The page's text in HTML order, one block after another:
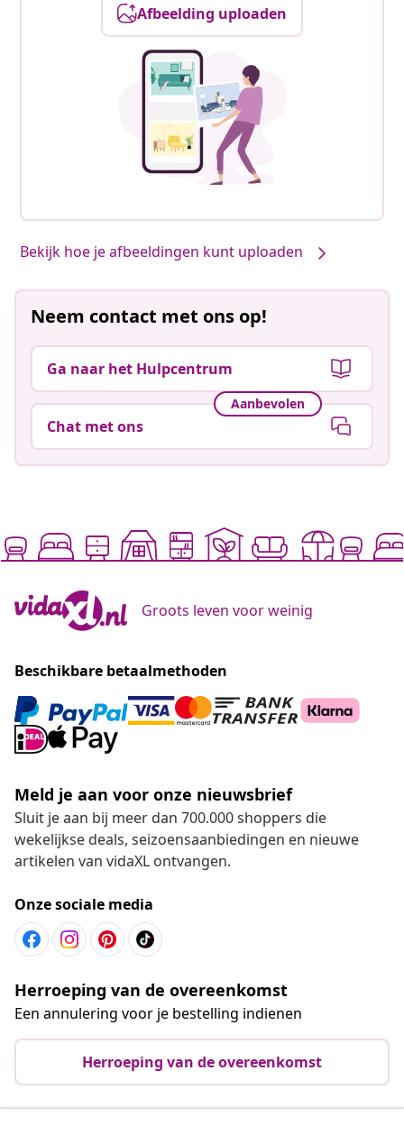
Afbeelding uploaden
Bekijk hoe je afbeeldingen kunt uploaden
Neem contact met ons op!
Ga naar het Hulpcentrum
Aanbevolen
Chat met ons
Groots leven voor weinig
Beschikbare betaalmethoden
Meld je aan voor onze nieuwsbrief
Sluit je aan bij meer dan 700.000 shoppers die
wekelijkse deals, seizoensaanbiedingen en nieuwe
artikelen van vidaXL ontvangen.
Onze sociale media
Herroeping van de overeenkomst
Een annulering voor je bestelling indienen
Herroeping van de overeenkomst